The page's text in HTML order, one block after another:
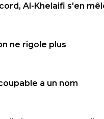
Al-Khelaifi s'en
ne rigole plus
a un nom